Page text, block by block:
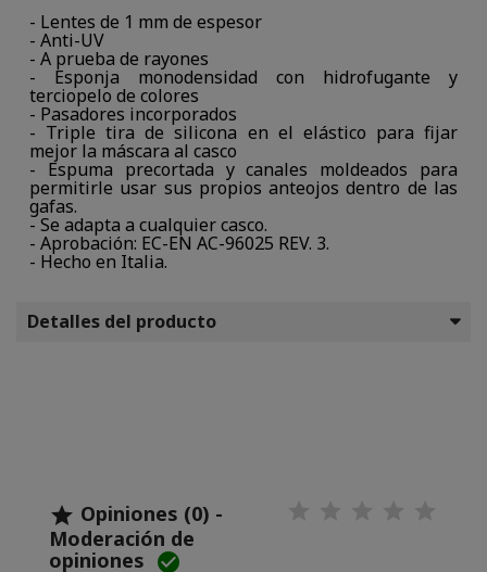
- Lentes de 1 mm de espesor
- Anti-UV
- A prueba de rayones
- Esponja monodensidad con hidrofugante y
terciopelo de colores
- Pasadores incorporados
- Triple tira de silicona en el elástico para fijar
mejor la máscara al casco
- Espuma precortada y canales moldeados para
permitirle usar sus propios anteojos dentro de las
gafas.
- Se adapta a cualquier casco.
- Aprobación: EC-EN AC-96025 REV. 3.
- Hecho en Italia.
Detalles del producto
 Opiniones (0) -
Moderación de
opiniones 